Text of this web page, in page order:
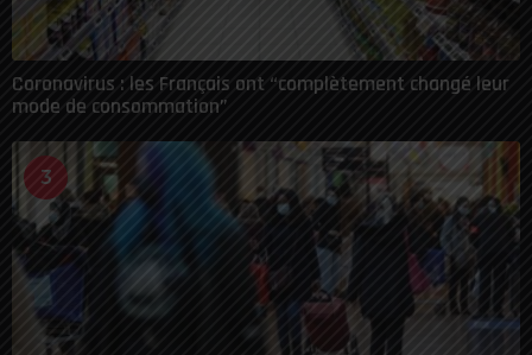
Coronavirus : les Français ont “complètement changé leur
mode de consommation”
3